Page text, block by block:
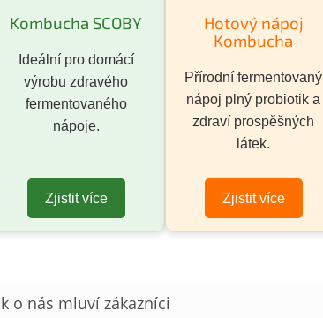
Kombucha SCOBY
Ideální pro domácí
výrobu zdravého
fermentovaného
nápoje.
Zjistit více
Hotový nápoj
Kombucha
Přírodní fermentovaný
nápoj plný probiotik a
zdraví prospěšných
látek.
Zjistit více